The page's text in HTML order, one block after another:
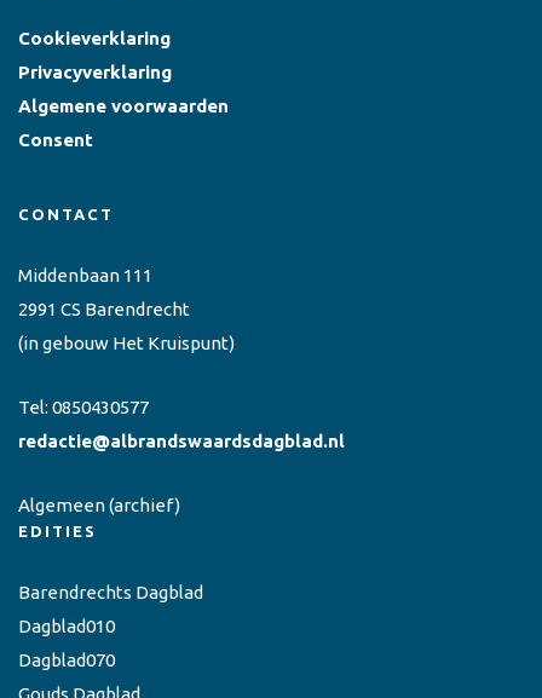
Cookieverklaring
Privacyverklaring
Algemene voorwaarden
Consent
CONTACT
Middenbaan 111
2991 CS Barendrecht
(in gebouw Het Kruispunt)
Tel: 0850430577
redactie@albrandswaardsdagblad.nl
Algemeen(archief)
EDITIES
Barendrechts Dagblad
Dagblad010
Dagblad070